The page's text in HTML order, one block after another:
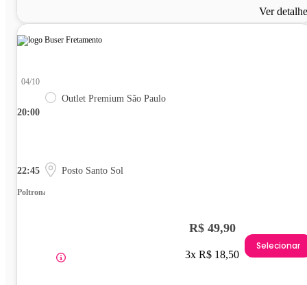
Ver
20:00
04/10
Outlet Premium São Paulo
22:45 Posto Santo Sol
Poltrona
R$ 49,90
3x R$ 18,50
Selecionar